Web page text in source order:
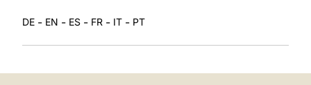
DE - EN - ES - FR - IT - PT